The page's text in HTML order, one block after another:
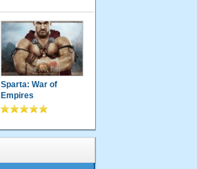
Sparta: War of
Empires